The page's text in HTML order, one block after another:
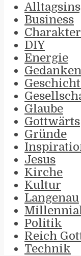
Business
DIY
Energie
Glaube
Gottwärts
Gründe
Jesus
Kirche
Kultur
Langenau
Politik
Reich
Technik